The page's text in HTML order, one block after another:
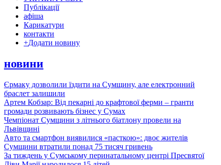
Публікації
афіша
Карикатури
контакти
+Додати новину
новини
Єрмаку дозволили їздити на Сумщину, але електронний
браслет залишили
Артем Кобзар: Від пекарні до крафтової ферми – гранти
громади розвивають бізнес у Сумах
Чемпіонат Сумщини з літнього біатлону провели на
Львівщині
Авто та смартфон виявилися «пасткою»: двоє жителів
Сумщини втратили понад 75 тисяч гривень
За тиждень у Сумському перинатальному центрі Пресвятої